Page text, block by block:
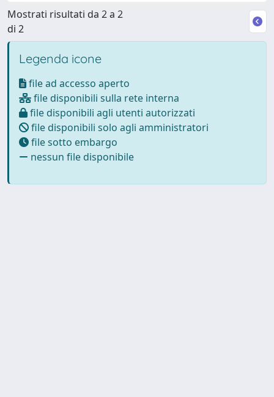
Mostrati risultati da 2 a 2
di 2
Legenda icone
file ad accesso aperto
file disponibili sulla rete interna
file disponibili agli utenti autorizzati
file disponibili solo agli amministratori
file sotto embargo
nessun file disponibile